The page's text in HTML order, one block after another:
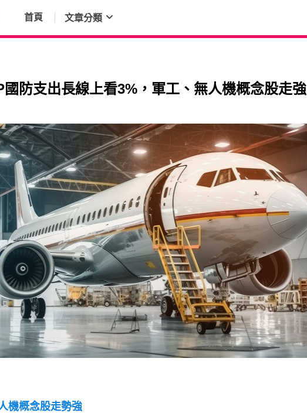
首頁 文章分類
國防支出長線上看3%，軍工、無人機概念股走強
機概念股走勢強